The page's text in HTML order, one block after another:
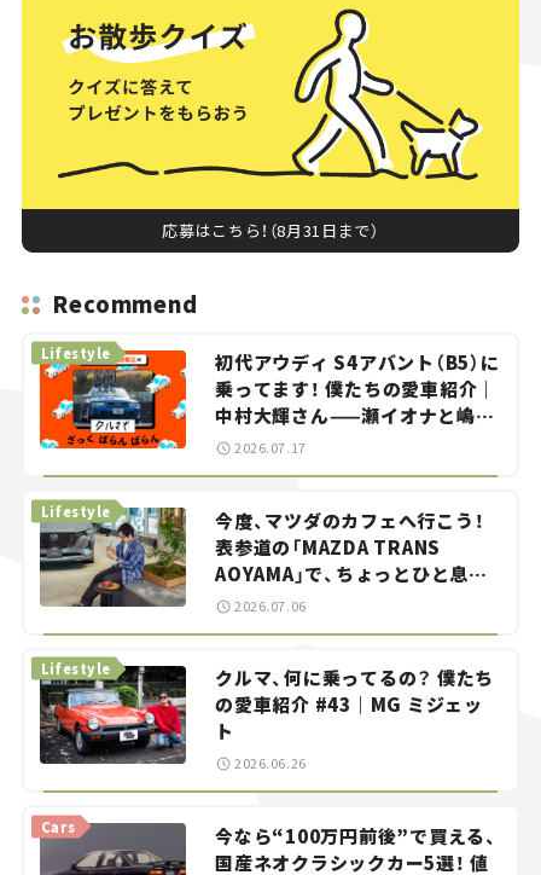
応募はこちら！（8月31日まで）
Recommend
初代アウディ S4アバント（B5）に
乗ってます！ 僕たちの愛車紹介｜
中村大輝さん——瀬イオナと嶋田
智之の「クルマでざっくばらんば
らん！」＃20
Lifestyle
2026.07.17
今度、マツダのカフェへ行こう！
表参道の「MAZDA TRANS
AOYAMA」で、ちょっとひと息。
——連載｜CCGとクルマでどうす
Lifestyle
2026.07.06
クルマ、何に乗ってるの？ 僕たち
の愛車紹介 #43｜MG ミジェッ
ト
Lifestyle
2026.06.26
今なら“100万円前後”で買える、
国産ネオクラシックカー5選！ 値
Cars